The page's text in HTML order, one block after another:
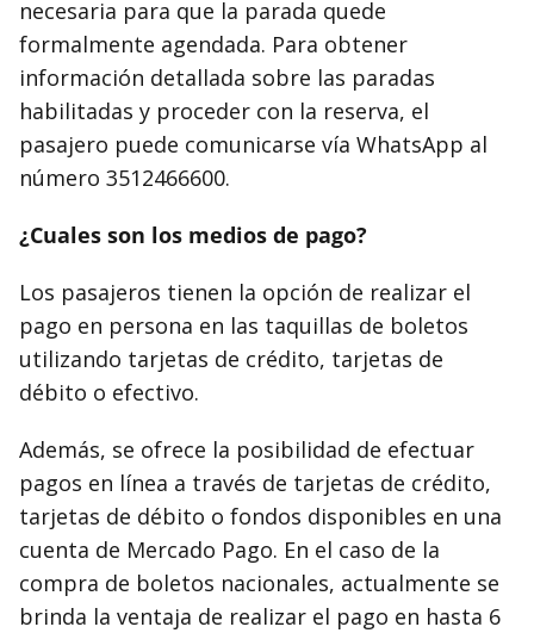
necesaria para que la parada quede
formalmente agendada. Para obtener
información detallada sobre las paradas
habilitadas y proceder con la reserva, el
pasajero puede comunicarse vía WhatsApp al
número 3512466600.
¿Cuales son los medios de pago?
Los pasajeros tienen la opción de realizar el
pago en persona en las taquillas de boletos
utilizando tarjetas de crédito, tarjetas de
débito o efectivo.
Además, se ofrece la posibilidad de efectuar
pagos en línea a través de tarjetas de crédito,
tarjetas de débito o fondos disponibles en una
cuenta de Mercado Pago. En el caso de la
compra de boletos nacionales, actualmente se
brinda la ventaja de realizar el pago en hasta 6